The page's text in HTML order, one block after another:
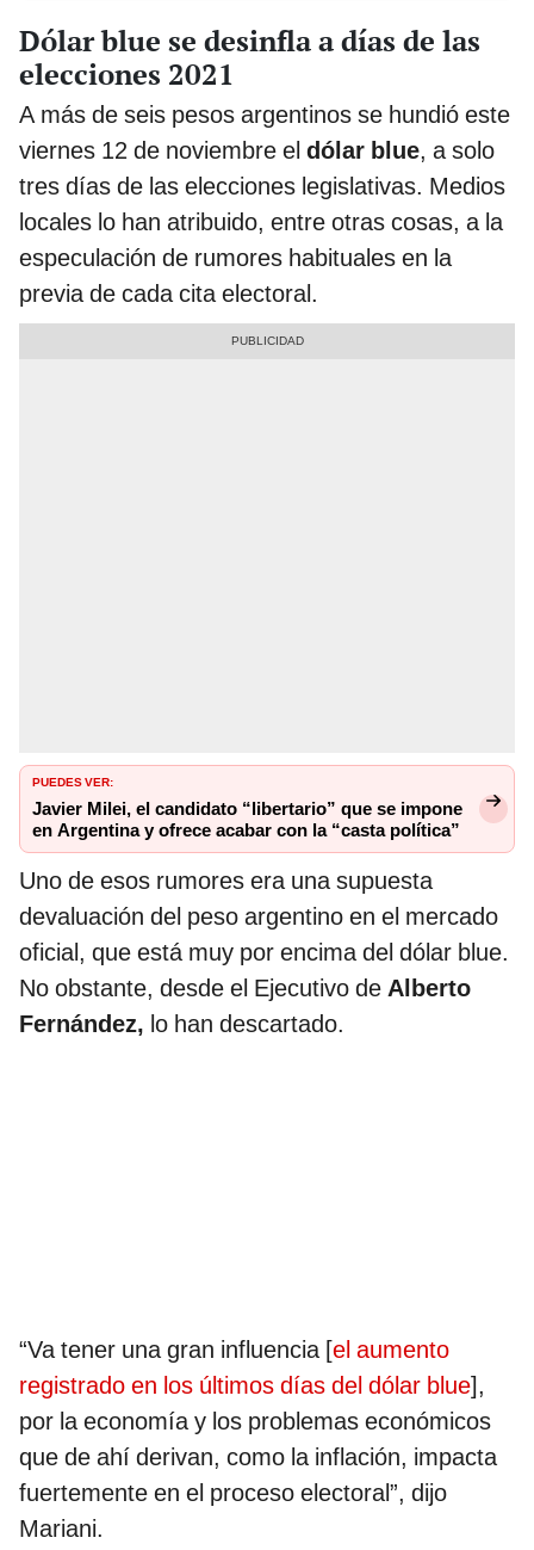
Dólar blue se desinfla a días de las
elecciones 2021
A más de seis pesos argentinos se hundió este
viernes 12 de noviembre el dólar blue, a solo
tres días de las elecciones legislativas. Medios
locales lo han atribuido, entre otras cosas, a la
especulación de rumores habituales en la
previa de cada cita electoral.
PUEDES VER:
Javier Milei, el candidato “libertario” que se impone
en Argentina y ofrece acabar con la “casta política”
Uno de esos rumores era una supuesta
devaluación del peso argentino en el mercado
oficial, que está muy por encima del dólar blue.
No obstante, desde el Ejecutivo de Alberto
Fernández, lo han descartado.
“Va tener una gran influencia [el aumento
registrado en los últimos días del dólar blue],
por la economía y los problemas económicos
que de ahí derivan, como la inflación, impacta
fuertemente en el proceso electoral”, dijo
Mariani.